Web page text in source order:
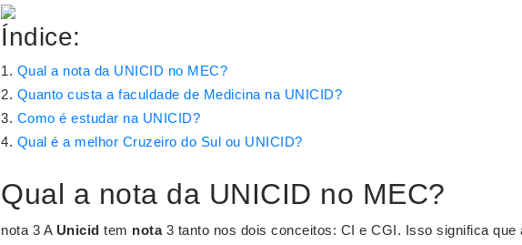
Índice:
Qual a nota da UNICID no MEC?
Quanto custa a faculdade de Medicina na UNICID?
Como é estudar na UNICID?
Qual é a melhor Cruzeiro do Sul ou UNICID?
Qual a nota da UNICID no MEC?
nota 3 A Unicid tem nota3 tanto nos dois conceitos: CI e CGI. Isso significa que